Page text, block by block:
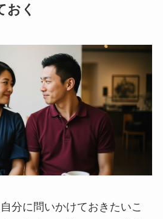
おく
分に問いかけておきたいこ